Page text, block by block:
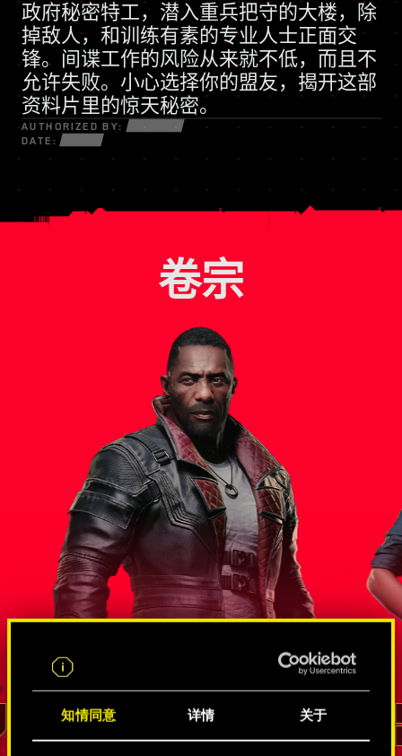
知情同意 详情 关于
政府秘密特工 ，潜入重兵把守的大楼，除
掉敌人，和训练有素的专业人士正面交
锋。间谍工作的风险从来就不低，而且不
允许失败。小心选择你的盟友，揭开这部
资料片里的惊天秘密。
AUTHORIZED BY:
DATE:
动辄诉诸武力的民兵组织
卷宗
李德